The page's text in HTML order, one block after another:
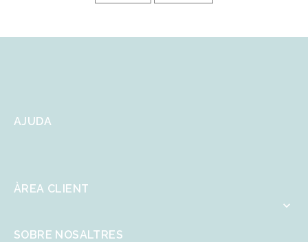
AJUDA
ÀREA CLIENT

SOBRE NOSALTRES